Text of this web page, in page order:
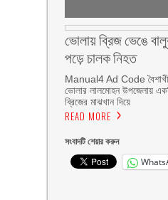
ভোলায় ব্রিজ ভেঙে
পড়ে চালক নিহত
Manual4 Ad Code
ভোলার লালমোহন উপজেলায়
ব্রিজের মাঝখান দিয়ে
READ MORE
সংবাদটি শেয়ার করুন